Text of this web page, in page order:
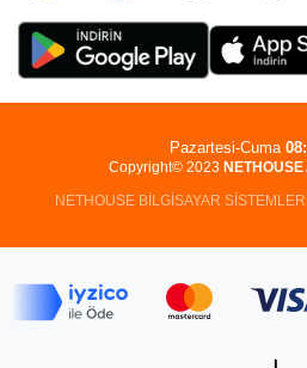
Copyright© 2023 NETHOUSE
NETHOUSE BİLGİSAYAR
Pazartesi-Cuma